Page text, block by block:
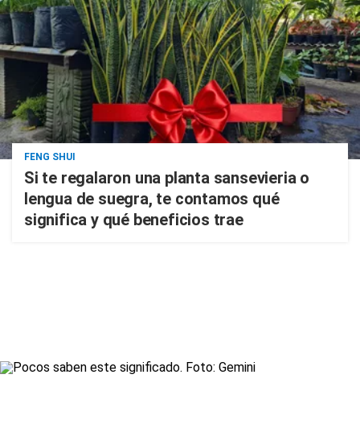
FENG SHUI
Si te regalaron una planta sansevieria o
lengua de suegra, te contamos qué
significa y qué beneficios trae